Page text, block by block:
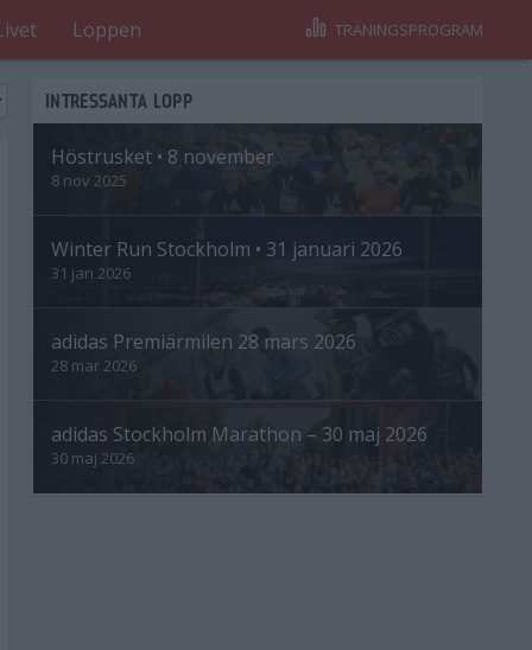
Loppen TRÄNINGSPROGRAM
INTRESSANTA LOPP
Höstrusket • 8 november
8 nov 2025
Winter Run Stockholm • 31 januari 2026
31 jan 2026
adidas Premiärmilen 28 mars 2026
28 mar 2026
adidas Stockholm Marathon – 30 maj 2026
30 maj 2026